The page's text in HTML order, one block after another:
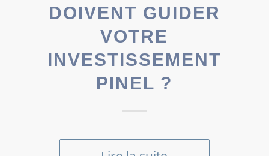
DOIVENT GUIDER
VOTRE
INVESTISSEMENT
PINEL ?